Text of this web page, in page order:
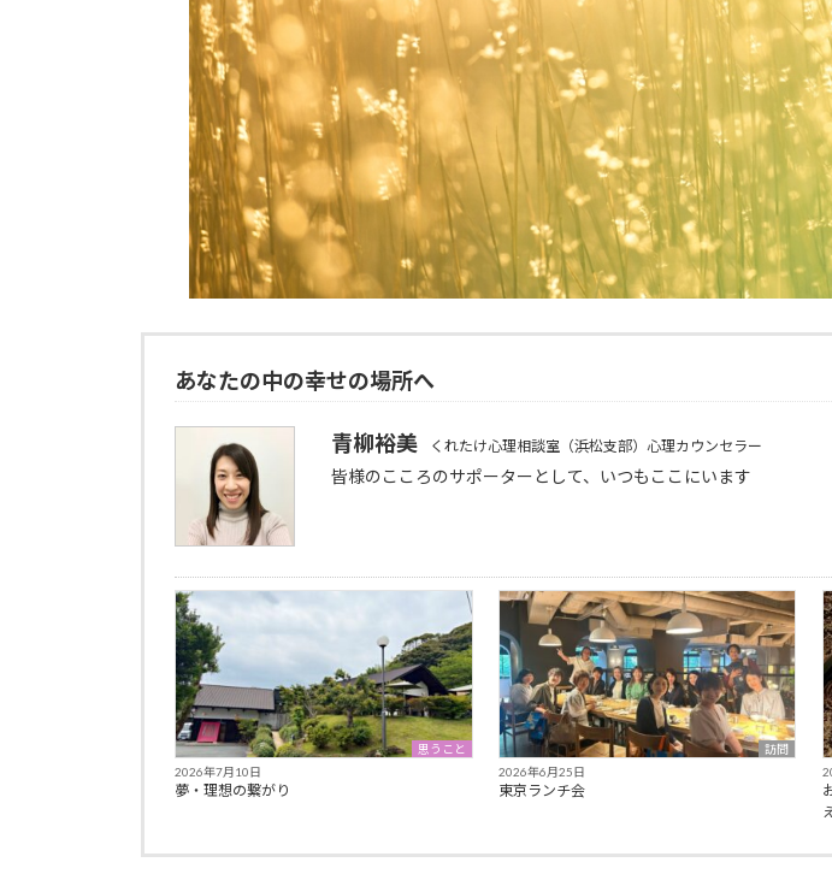
あなたの中の幸せの場所へ
青柳裕美 くれたけ心理相談室（浜松支部）心理カウンセラー
皆様のこころのサポーターとして、いつもここにいます
思うこと
2026年7月10日
夢・理想の繋がり
訪問
2026年6月25日
東京ランチ会